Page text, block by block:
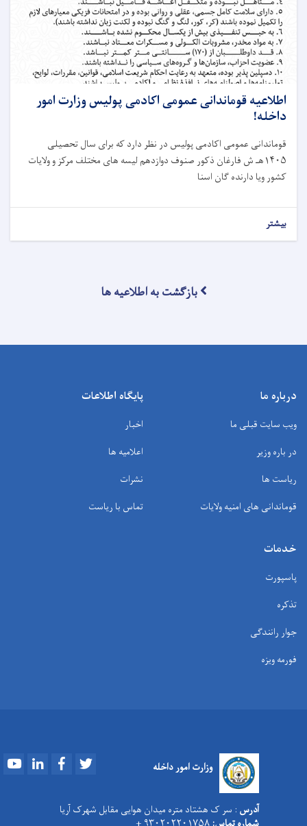
اطلاعیه قوماندانی عمومی اکادمی پولیس وزارت امور
داخله!
قوماندانی عمومی اکادمی پولیس در نظر دارد که برای سال تحصیلی
۱۴۰۵هـ ش فارغان ذکور صنوف دوازدهم لیسه های مختلف مرکز و ولایات
کشور ویا دارنده گان اسنا
بیشتر
بازگشت به اطلاعیه ها
درباره ما
ویب سایت قبلی ما
در باره وزیر
ریاست ها
قوماندانی های امنیه ولایات
پایگاه اطلاعات
اخبار
اعلامیه ها
نشرات
تماس با ریاست
خدمات
پاسپورت
تذکره
جوار رانندگی
فورمه ویزه
وزارت امور داخله YoutubeLinkedInFacebook
آدرس : سر ک هشتاد متره میدان هوایی مقابل شهرک آریا